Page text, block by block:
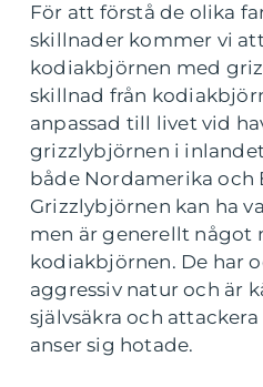
För att förstå de olika
skillnader kommer vi
kodiakbjörnen med
skillnad från
anpassad till livet vid
grizzlybjörnen i
både Nordamerika och
Grizzlybjörnen kan ha
men är generellt något
kodiakbjörnen. De har
aggressiv natur och är
självsäkra och
anser sig hotade.